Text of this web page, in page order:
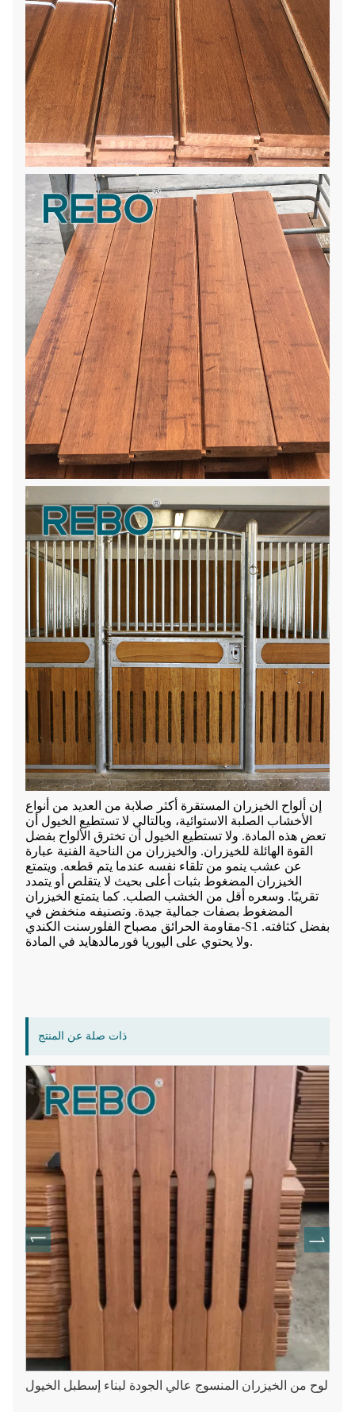
إن ألواح الخيزران المستقرة أكثر صلابة من العديد من أنواع
الأخشاب الصلبة الاستوائية، وبالتالي لا تستطيع الخيول أن
تعض هذه المادة. ولا تستطيع الخيول أن تخترق الألواح بفضل
القوة الهائلة للخيزران. والخيزران من الناحية الفنية عبارة
عن عشب ينمو من تلقاء نفسه عندما يتم قطعه. ويتمتع
الخيزران المضغوط بثبات أعلى بحيث لا يتقلص أو يتمدد
تقريبًا. وسعره أقل من الخشب الصلب. كما يتمتع الخيزران
المضغوط بصفات جمالية جيدة. وتصنيفه منخفض في
مقاومة الحرائق مصباح الفلورسنت الكندي-S1 بفضل كثافته.
ولا يحتوي على اليوريا فورمالدهايد في المادة.
ذات صلة عن المنتج
لوح من الخيزران المنسوج عالي الجودة لبناء إسطبل الخيول